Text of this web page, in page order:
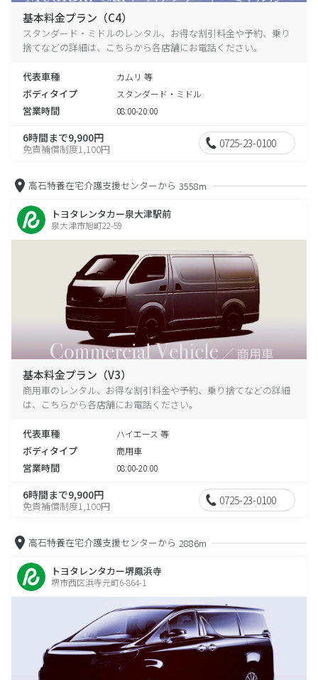
基本料金プラン（C4）
スタンダード・ミドルのレンタル、お得な割引料金や予約、乗り
捨てなどの詳細は、こちらから各店舗にお電話ください。
代表車種 カムリ 等
ボディタイプ スタンダード・ミドル
営業時間 08:00-20:00
6時間まで9,900円
免責補償制度1,100円 0725-23-0100
高石特養在宅介護支援センターから 3558m
トヨタレンタカー泉大津駅前
泉大津市旭町22-59
基本料金プラン（V3）
商用車のレンタル、お得な割引料金や予約、乗り捨てなどの詳細
は、こちらから各店舗にお電話ください。
代表車種 ハイエース 等
ボディタイプ 商用車
営業時間 08:00-20:00
6時間まで9,900円
免責補償制度1,100円 0725-23-0100
高石特養在宅介護支援センターから 2886m
トヨタレンタカー堺鳳浜寺
堺市西区浜寺元町6-864-1